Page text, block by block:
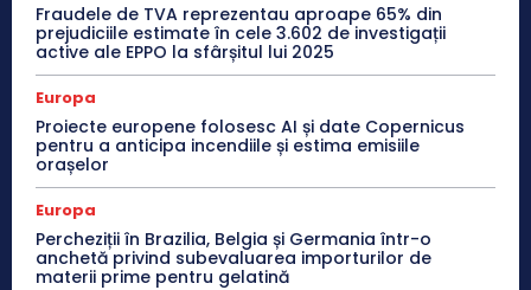
Fraudele de TVA reprezentau aproape 65% din
prejudiciile estimate în cele 3.602 de investigații
active ale EPPO la sfârșitul lui 2025
Europa
Proiecte europene folosesc AI și date Copernicus
pentru a anticipa incendiile și estima emisiile
orașelor
Europa
Percheziții în Brazilia, Belgia și Germania într-o
anchetă privind subevaluarea importurilor de
materii prime pentru gelatină